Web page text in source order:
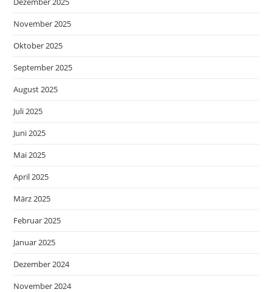
November 2025
Oktober 2025
September 2025
August 2025
Juli 2025
Juni 2025
Mai 2025
April 2025
März 2025
Februar 2025
Januar 2025
Dezember 2024
November 2024